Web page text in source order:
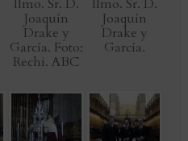
Ilmo. Sr. D.
Joaquín
Drake y
García. Foto:
Rechi. ABC
Ilmo. Sr. D.
Joaquín
Drake y
García.